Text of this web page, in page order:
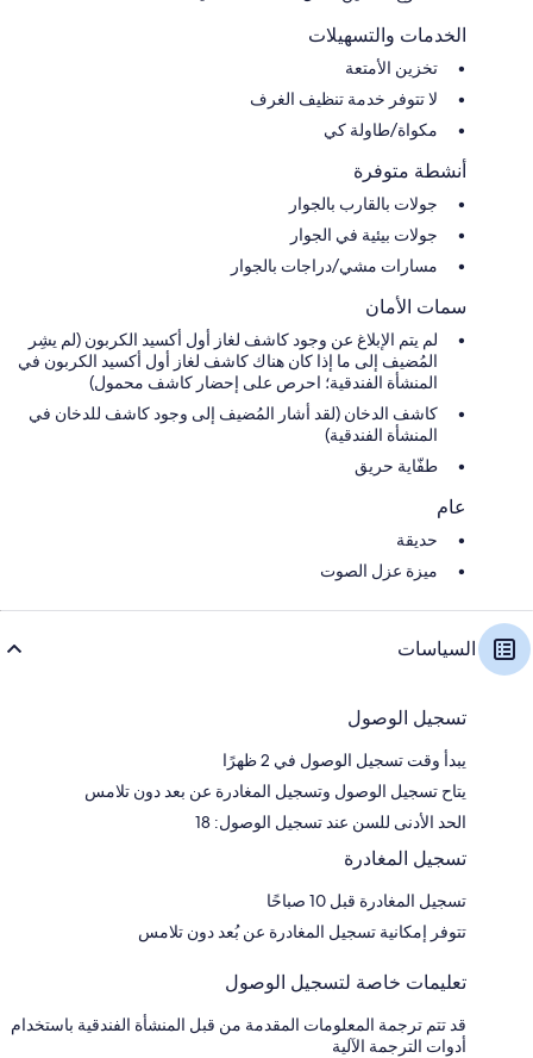
الخدمات والتسهيلات
تخزين الأمتعة
لا تتوفر خدمة تنظيف الغرف
مكواة/طاولة كي
أنشطة متوفرة
جولات بالقارب بالجوار
جولات بيئية في الجوار
مسارات مشي/دراجات بالجوار
سمات الأمان
لم يتم الإبلاغ عن وجود كاشف لغاز أول أكسيد الكربون (لم يشِر
المُضيف إلى ما إذا كان هناك كاشف لغاز أول أكسيد الكربون في
المنشأة الفندقية؛ احرص على إحضار كاشف محمول)
كاشف الدخان (لقد أشار المُضيف إلى وجود كاشف للدخان في
المنشأة الفندقية)
طفّاية حريق
عام
حديقة
ميزة عزل الصوت
السياسات
تسجيل الوصول
يبدأ وقت تسجيل الوصول في 2 ظهرًا
يتاح تسجيل الوصول وتسجيل المغادرة عن بعد دون تلامس
الحد الأدنى للسن عند تسجيل الوصول: 18
تسجيل المغادرة
تسجيل المغادرة قبل 10 صباحًا
تتوفر إمكانية تسجيل المغادرة عن بُعد دون تلامس
تعليمات خاصة لتسجيل الوصول
قد تتم ترجمة المعلومات المقدمة من قبل المنشأة الفندقية باستخدام
أدوات الترجمة الآلية